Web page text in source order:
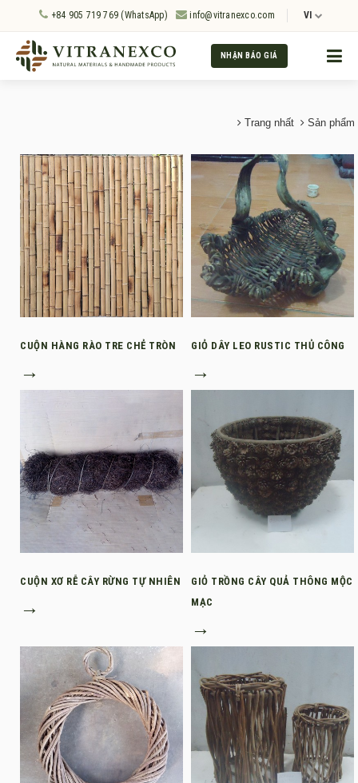
+84 905 719 769 (WhatsApp) info@vitranexco.com VI
NHẬN BÁO GIÁ
Trang nhất Sản phẩm
CUỘN HÀNG RÀO TRE CHẺ TRÒN
→
GIỎ DÂY LEO RUSTIC THỦ CÔNG
→
CUỘN XƠ RỄ CÂY RỪNG TỰ NHIÊN
→
GIỎ TRỒNG CÂY QUẢ THÔNG MỘC
MẠC
→